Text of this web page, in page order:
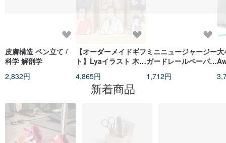
皮膚構造 ペン立て /
科学 解剖学
2,832円
【オーダーメイドギフ
ト】Lyaイラスト 木製
ーザー刻印で文字入れ
可能//
4,865円
ミニニュージャージー
ガードレールペーパー
ルスマホスタンド ニ
1,712円
文
新着商品